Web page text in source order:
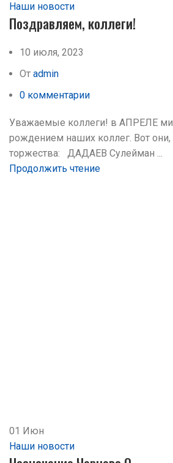
Наши новости
Поздравляем, коллеги!
10 июля, 2023
От admin
0 комментарии
Уважаемые коллеги! в АПРЕЛЕ
рождением наших коллег. Вот
торжества: ДАДАЕВ Сулейман ...
Продолжить чтение
01 Июн
Наши новости